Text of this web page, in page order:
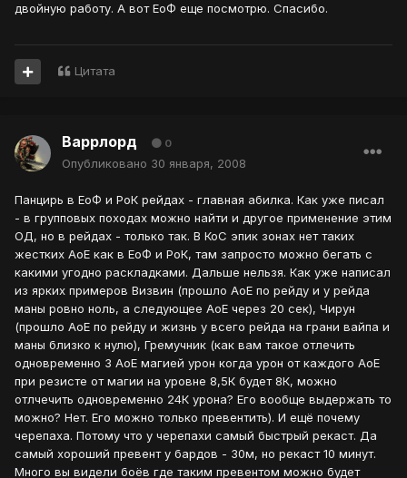
двойную работу. А вот ЕоФ еще посмотрю. Спасибо.
Цитата
Варрлорд 0
Опубликовано 30 января, 2008
Панцирь в ЕоФ и РоК рейдах - главная абилка. Как уже писал
- в групповых походах можно найти и другое применение этим
ОД, но в рейдах - только так. В КоС эпик зонах нет таких
жестких АоЕ как в ЕоФ и РоК, там запросто можно бегать с
какими угодно раскладками. Дальше нельзя. Как уже написал
из ярких примеров Визвин (прошло АоЕ по рейду и у рейда
маны ровно ноль, а следующее АоЕ через 20 сек), Чирун
(прошло АоЕ по рейду и жизнь у всего рейда на грани вайпа и
маны близко к нулю), Гремучник (как вам такое отлечить
одновременно 3 АоЕ магией урон когда урон от каждого АоЕ
при резисте от магии на уровне 8,5К будет 8К, можно
отлчечить одновременно 24К урона? Его вообще выдержать то
можно? Нет. Его можно только превентить). И ещё почему
черепаха. Потому что у черепахи самый быстрый рекаст. Да
самый хороший превент у бардов - 30м, но рекаст 10 минут.
Много вы видели боёв где таким превентом можно будет